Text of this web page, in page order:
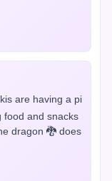
are having a pi
food and snacks
dragon 🐉 does